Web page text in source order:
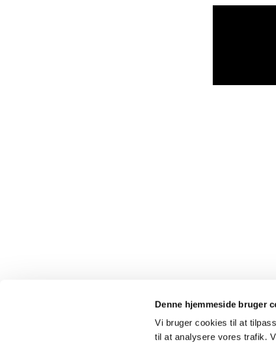
Denne hjemmeside bruger
Vi bruger cookies til at
til at analysere vores trafik.